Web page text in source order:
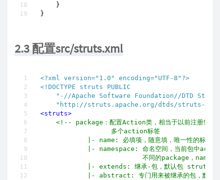
    }
}
2.3 配置src/struts.xml
<?xml version="1.0" encoding="UTF-8"?>
<!DOCTYPE struts PUBLIC
"-//Apache Software Foundation//DTD
"http://struts.apache.org/dtds/struts-
<struts>
<!-- package：配置Action类，相当于以前注册
                  多个action标签
|- name: 必填项，随意填，唯一性的标示
|- namespace: 命名空间，当前包中
不同的package，
|- extends: 继承-包，默认包
|- abstract: 专门用来被继承的包，默认